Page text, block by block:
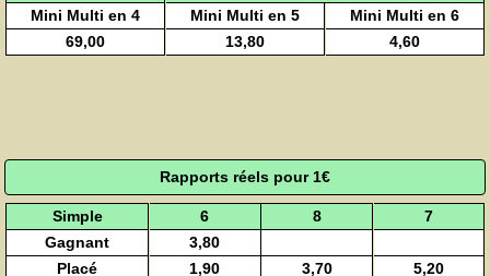
Mini Multi en 4
Mini Multi en 5
Mini Multi en 6
69,00
13,80 4,60
Rapports réels pour 1€
Simple 6 8
7
Gagnant
3,80
Placé
1,90 3,70 5,20